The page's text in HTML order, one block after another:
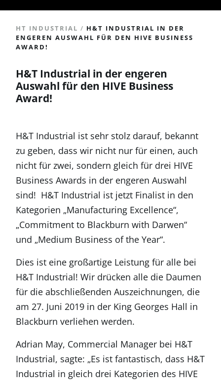
HT INDUSTRIAL / H&T INDUSTRIAL IN DER
ENGEREN AUSWAHL FÜR DEN HIVE BUSINESS
AWARD!
H&T Industrial in der engeren
Auswahl für den HIVE Business
Award!
H&T Industrial ist sehr stolz darauf, bekannt
zu geben, dass wir nicht nur für einen, auch
nicht für zwei, sondern gleich für drei HIVE
Business Awards in der engeren Auswahl
sind! H&T Industrial ist jetzt Finalist in den
Kategorien „Manufacturing Excellence“,
„Commitment to Blackburn with Darwen“
und „Medium Business of the Year“.
Dies ist eine großartige Leistung für alle bei
H&T Industrial! Wir drücken alle die Daumen
für die abschließenden Auszeichnungen, die
am 27. Juni 2019 in der King Georges Hall in
Blackburn verliehen werden.
Adrian May, Commercial Manager bei H&T
Industrial, sagte: „Es ist fantastisch, dass H&T
Industrial in gleich drei Kategorien des HIVE